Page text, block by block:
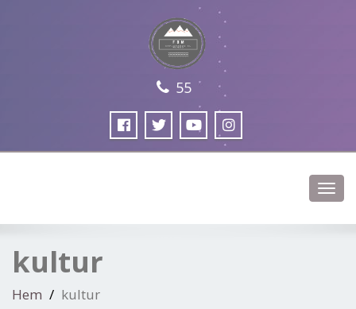
55
Växla
kultur
Hem kultur